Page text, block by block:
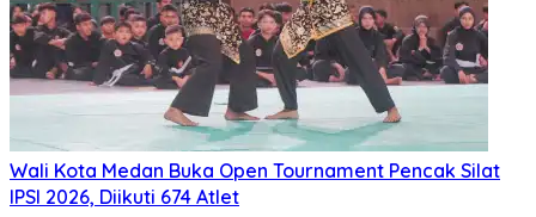
Wali Kota Medan Buka Open Tournament Pencak Silat
IPSI 2026, Diikuti 674 Atlet